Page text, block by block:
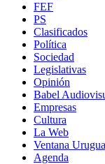
FEF
PS
Clasificados
Política
Sociedad
Legislativas
Opinión
Babel
Empresas
Cultura
La Web
Ventana
Agenda